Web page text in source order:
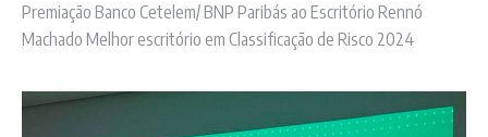
Premiação Banco Cetelem/ BNP Paribás ao Escritório Rennó
Machado Melhor escritório em Classificação de Risco 2024